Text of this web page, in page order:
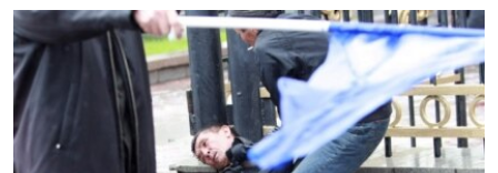
БИЗ ЖАНА ДҮЙНӨ
ДАНИСТЕ
ЭЖЕ-СИҢДИЛЕР
АЗАТТЫК+
Русский
ОНЛАЙН ШЕРИНЕ